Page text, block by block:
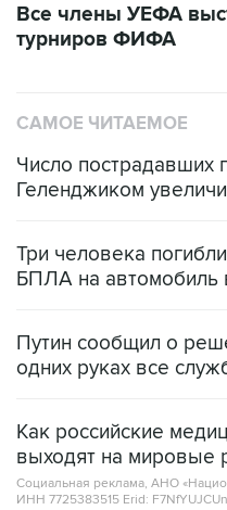
Все члены УЕФА
турниров ФИФА
САМОЕ ЧИТАЕМОЕ
Число
Геленджиком
Три человека
БПЛА на автомобиль
Путин сообщил о
одних руках все
Как российские
выходят на мировые
Социальная реклама, АНО
ИНН 7725383515 Erid: